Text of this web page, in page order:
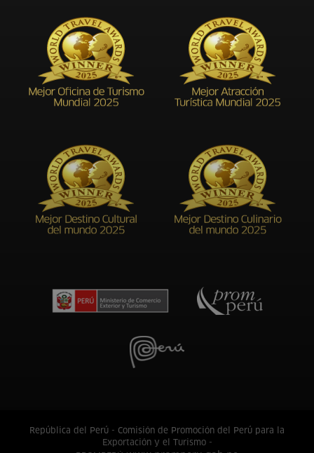
República del Perú - Comisión de Promoción del Perú para la
Exportación y el Turismo -